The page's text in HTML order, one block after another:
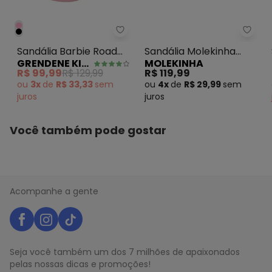
fevereiro/2026 N/D*
Grendene Kids - Sandália
Sandália Barbie Road
Trip Rosa
GRENDENE KIDS
R$ 99,99R$ 129,99
ou 3x de R$ 33,33 sem
juros
Sandália Molekinha
(Rosa)
MOLEKINHA
R$ 119,99
ou 4x de R$ 29,99 sem
juros
Você também pode gostar
Acompanhe a gente
Seja você também um dos 7 milhões de apaixonados
pelas nossas dicas e promoções!